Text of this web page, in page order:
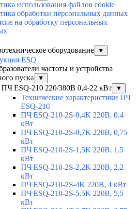
использования файлов cookie
обработки персональных данных
на обработку персональных
оборудование ▼
ESQ
частоты и устройства
пуска
▼
ПЧ ESQ-210 220/380В 0,4-22 кВт ▼
Технические характеристики ПЧ
ESQ-210
ПЧ ESQ-210-2S-0,4K 220В, 0,4
кВт
ПЧ ESQ-210-2S-0,7K 220В, 0,75
кВт
ПЧ ESQ-210-2S-1,5K 220В, 1,5
кВт
ПЧ ESQ-210-2S-2,2K 220В, 2,2
кВт
ПЧ ESQ-210-2S-4K 220В, 4 кВт
ПЧ ESQ-210-2S-5.5K 220В, 5,5
кВт